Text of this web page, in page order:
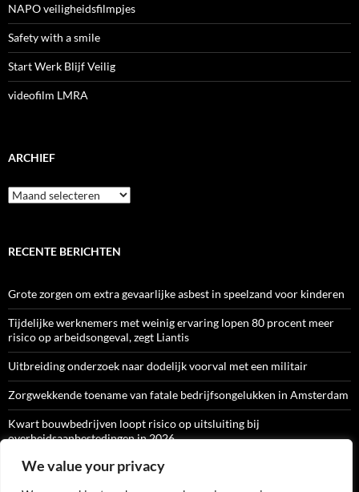
We value your privacy
NAPO veiligheidsfilmpjes
Safety with a smile
Start Werk Blijf Veilig
videofilm LMRA
ARCHIEF
Archief
RECENTE BERICHTEN
Grote zorgen om extra gevaarlijke asbest in speelzand voor kinderen
Tijdelijke werknemers met weinig ervaring lopen 80 procent meer
risico op arbeidsongeval, zegt Liantis
Uitbreiding onderzoek naar dodelijk voorval met een militair
Zorgwekkende toename van fatale bedrijfsongelukken in Amsterdam
Kwart bouwbedrijven loopt risico op uitsluiting bij
overheidsaanbestedingen in 2026